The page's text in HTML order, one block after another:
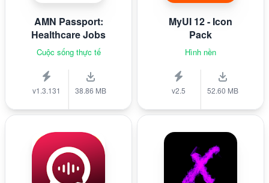
AMN Passport:
Healthcare Jobs
Cuộc sống thực tế
v1.3.131 38.86 MB
MyUI 12 - Icon
Pack
Hình nền
v2.5 52.60 MB